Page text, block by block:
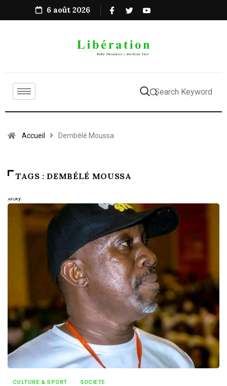
6 août 2026
Accueil Dembélé Moussa
TAGS : DEMBÉLÉ MOUSSA
Sticky
CULTURE & SPORT SOCIETE